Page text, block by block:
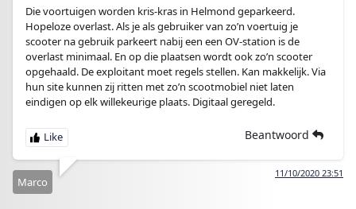
Die voortuigen worden kris-kras in Helmond geparkeerd.
Hopeloze overlast. Als je als gebruiker van zo’n voertuig je
scooter na gebruik parkeert nabij een een OV-station is de
overlast minimaal. En op die plaatsen wordt ook zo’n scooter
opgehaald. De exploitant moet regels stellen. Kan makkelijk. Via
hun site kunnen zij ritten met zo’n scootmobiel niet laten
eindigen op elk willekeurige plaats. Digitaal geregeld.
Beantwoord
11/10/2020 23:51
Marco